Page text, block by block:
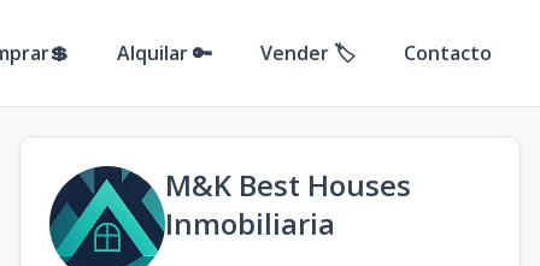
Alquilar 🔑 Vender 🏷️ Contacto
M&K Best Houses
Inmobiliaria